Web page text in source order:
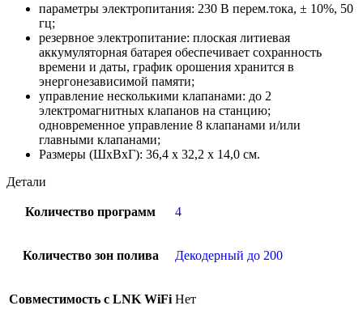
параметры электропитания: 230 В перем.тока, ± 10%, 50
гц;
резервное электропитание: плоская литиевая
аккумуляторная батарея обеспечивает сохранность
времени и даты, график орошения хранится в
энергонезависимой памяти;
управление несколькими клапанами: до 2
электромагнитных клапанов на станцию;
одновременное управление 8 клапанами и/или
главными клапанами;
Размеры (ШxВxГ): 36,4 x 32,2 x 14,0 см.
Детали
Количество программ 4
Количество зон полива Декодерный до 200
Совместимость с LNK WiFi Нет